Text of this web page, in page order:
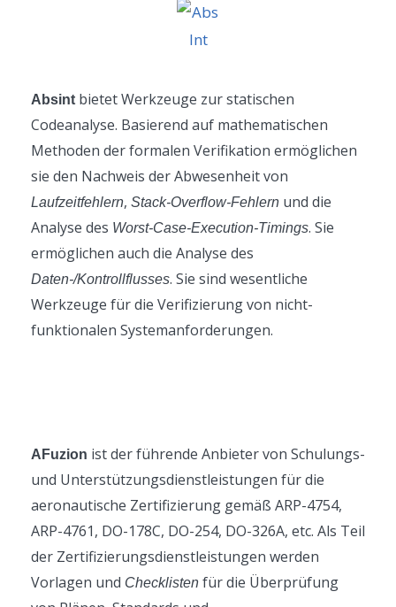
Absint bietet Werkzeuge zur statischen
Codeanalyse. Basierend auf mathematischen
Methoden der formalen Verifikation ermöglichen
sie den Nachweis der Abwesenheit von
Laufzeitfehlern, Stack-Overflow-Fehlern und die
Analyse des Worst-Case-Execution-Timings. Sie
ermöglichen auch die Analyse des
Daten-/Kontrollflusses. Sie sind wesentliche
Werkzeuge für die Verifizierung von nicht-
funktionalen Systemanforderungen.
AFuzion ist der führende Anbieter von Schulungs-
und Unterstützungsdienstleistungen für die
aeronautische Zertifizierung gemäß ARP-4754,
ARP-4761, DO-178C, DO-254, DO-326A, etc. Als Teil
der Zertifizierungsdienstleistungen werden
Vorlagen und Checklisten für die Überprüfung